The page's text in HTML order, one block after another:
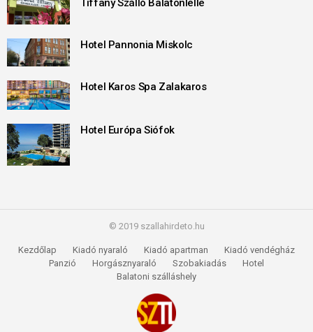
Tiffany Szálló Balatonlelle
Hotel Pannonia Miskolc
Hotel Karos Spa Zalakaros
Hotel Európa Siófok
© 2019 szallahirdeto.hu
Kezdőlap Kiadó nyaraló Kiadó apartman
Kiadó vendégház
Panzió
Horgásznyaraló Szobakiadás
Hotel
Balatoni szálláshely